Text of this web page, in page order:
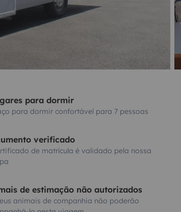
para dormir
para dormir confortável para 7 pessoas
verificado
de matrícula é validado pela nossa
de estimação não autorizados
animais de companhia não poderão